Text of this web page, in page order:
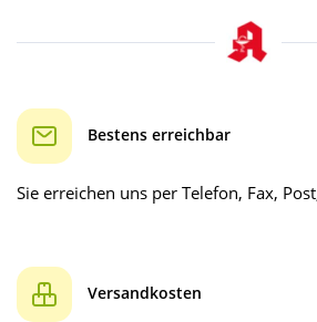
Bestens erreichbar
Sie erreichen uns per Telefon, Fax,
Versandkosten